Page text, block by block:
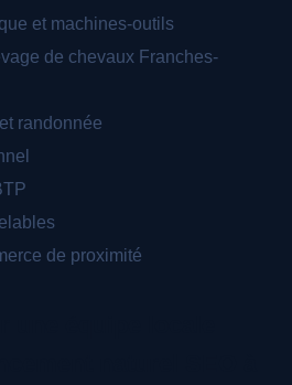
et machines-outils
de chevaux Franches-
randonnée
de proximité